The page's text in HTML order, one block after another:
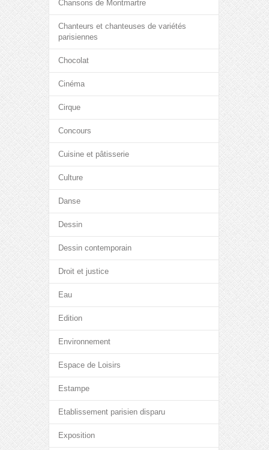
Chansons de Montmartre
Chanteurs et chanteuses de variétés
parisiennes
Chocolat
Cinéma
Cirque
Concours
Cuisine et pâtisserie
Culture
Danse
Dessin
Dessin contemporain
Droit et justice
Eau
Edition
Environnement
Espace de Loisirs
Estampe
Etablissement parisien disparu
Exposition